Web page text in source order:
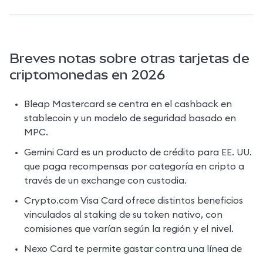
Breves notas sobre otras tarjetas de
criptomonedas en 2026
Bleap Mastercard se centra en el cashback en
stablecoin y un modelo de seguridad basado en
MPC.
Gemini Card es un producto de crédito para EE. UU.
que paga recompensas por categoría en cripto a
través de un exchange con custodia.
Crypto.com Visa Card ofrece distintos beneficios
vinculados al staking de su token nativo, con
comisiones que varían según la región y el nivel.
Nexo Card te permite gastar contra una línea de